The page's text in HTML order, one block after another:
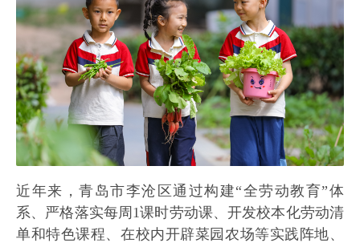
近年来，青岛市李沧区通过构建“全劳动教育”体
系、严格落实每周1课时劳动课、开发校本化劳动清
单和特色课程、在校内开辟菜园农场等实践阵地、